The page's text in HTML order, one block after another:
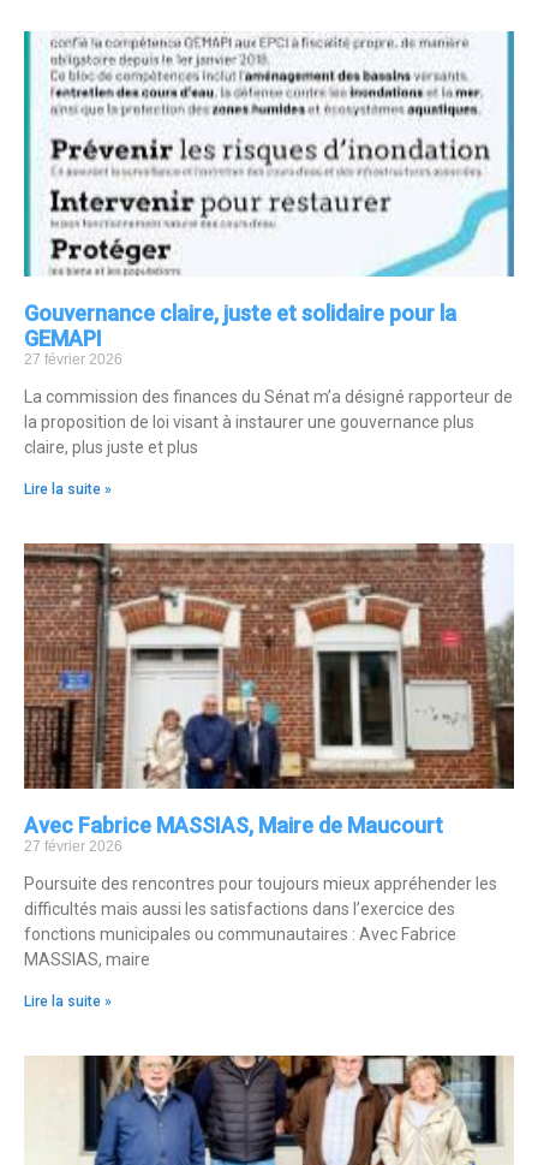
Gouvernance claire, juste et solidaire pour la
GEMAPI
27 février 2026
La commission des finances du Sénat m’a désigné rapporteur de
la proposition de loi visant à instaurer une gouvernance plus
claire, plus juste et plus
Lire la suite »
Avec Fabrice MASSIAS, Maire de Maucourt
27 février 2026
Poursuite des rencontres pour toujours mieux appréhender les
difficultés mais aussi les satisfactions dans l’exercice des
fonctions municipales ou communautaires : Avec Fabrice
MASSIAS, maire
Lire la suite »